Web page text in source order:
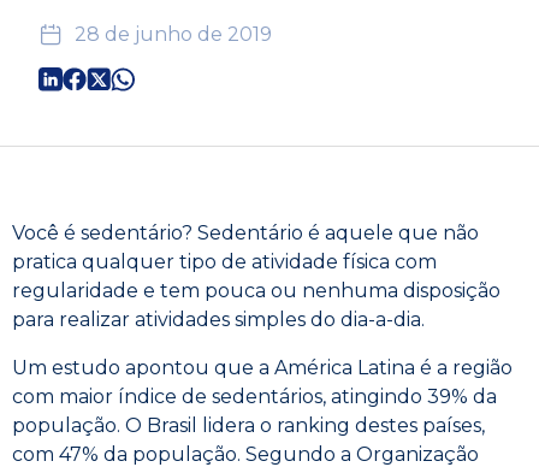
28 de junho de 2019
Você é sedentário? Sedentário é aquele que não
pratica qualquer tipo de atividade física com
regularidade e tem pouca ou nenhuma disposição
para realizar atividades simples do dia-a-dia.
Um estudo apontou que a América Latina é a região
com maior índice de sedentários, atingindo 39% da
população. O Brasil lidera o ranking destes países,
com 47% da população. Segundo a Organização